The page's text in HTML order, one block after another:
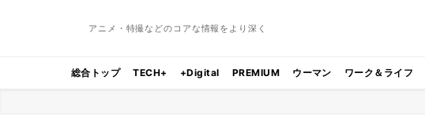
アニメ・特撮などのコアな情報をより深く
総合トップ TECH+ +Digital PREMIUM ウーマン ワーク＆ライフ